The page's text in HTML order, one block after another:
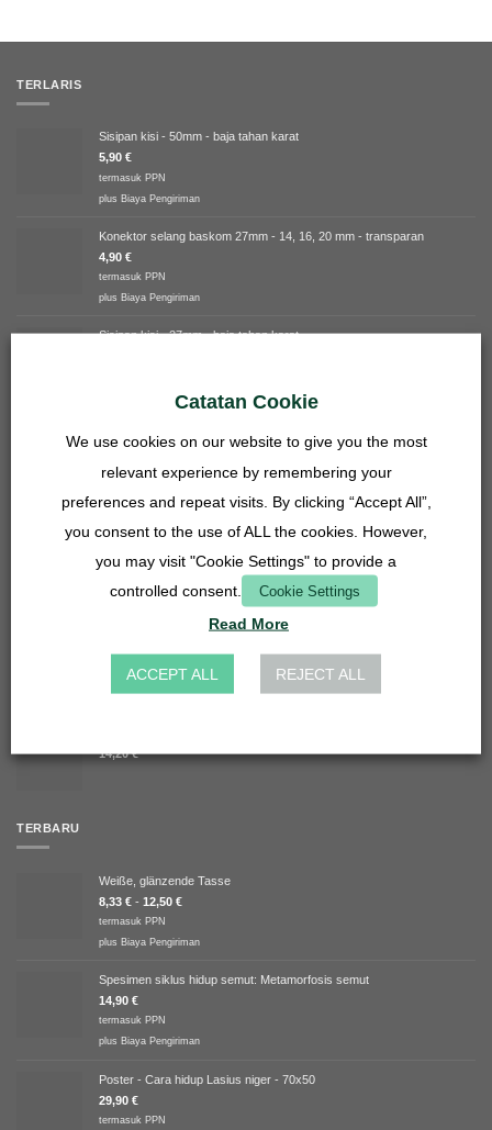
TERLARIS
Sisipan kisi - 50mm - baja tahan karat
5,90 €
termasuk PPN
plus Biaya Pengiriman
Konektor selang baskom 27mm - 14, 16, 20 mm - transparan
4,90 €
termasuk PPN
plus Biaya Pengiriman
Sisipan kisi - 27mm - baja tahan karat
Biaya Pengiriman
PERINGKAT TERATAS
Penawaran Paket - Lasius niger
dari 5
149,90€
termasuk PPN
14,20€
TERBARU
Weiße, glänzende Tasse
8,33 € - 12,50 €
termasuk PPN
plus Biaya Pengiriman
Spesimen siklus hidup semut: Metamorfosis semut
14,90 €
termasuk PPN
plus Biaya Pengiriman
Poster - Cara hidup Lasius niger - 70x50
29,90 €
termasuk PPN
Catatan Cookie
We use cookies on our website to give you the most
relevant experience by remembering your
preferences and repeat visits. By clicking “Accept All”,
you consent to the use of ALL the cookies. However,
you may visit "Cookie Settings" to provide a
controlled consent.
Cookie Settings
Read More
ACCEPT ALL REJECT ALL